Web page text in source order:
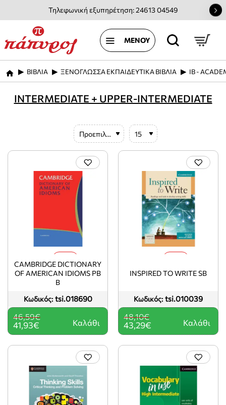
Τηλεφωνική εξυπηρέτηση: 24613 04549
home
ΒΙΒΛΙΑ ΞΕΝΟΓΛΩΣΣΑ ΕΚΠΑΙΔΕΥΤΙΚΑ ΒΙΒΛΙΑ IB -
INTERMEDIATE + UPPER-INTERMEDIATE
Κωδικός: tsi.018690
CAMBRIDGE DICTIONARY
OF AMERICAN IDIOMS PB
B
41,93€
46,59€
Καλάθι
Κωδικός: tsi.010039
INSPIRED TO WRITE SB
43,29€
48,10€
Καλάθι